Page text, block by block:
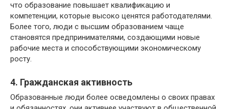
что образование повышает квалификацию и
компетенции, которые высоко ценятся работодателями.
Более того, люди с высшим образованием чаще
становятся предпринимателями, создающими новые
рабочие места и способствующими экономическому
росту.
4. Гражданская активность
Образованные люди более осведомлены о своих правах